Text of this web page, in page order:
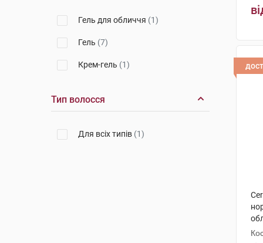
Гель для обличчя (1)
Гель (7)
Крем-гель (1)
Тип волосся
Для всіх типів (1)